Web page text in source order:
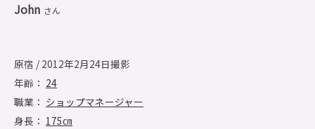
John さん
原宿 / 2012年2月24日撮影
年齢： 24
職業： ショップマネージャー
身長： 175㎝